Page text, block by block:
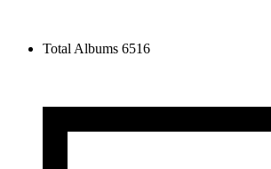
Total Albums 6516